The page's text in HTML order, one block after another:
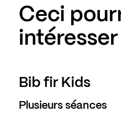
Ceci
intéresser
Bib fir Kids
Plusieurs séances